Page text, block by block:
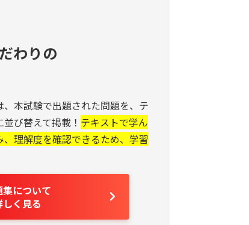
わりの
本試験で出題された問題を、テ
び替えて掲載！ テキストで学ん
理解度を確認できるため、学習
集について
しく見る